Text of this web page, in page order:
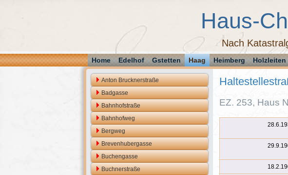
Haus-
Nach
Home Edelhof Gstetten Haag Heimberg Holzleiten
Anton Brucknerstraße
Badgasse
Bahnhofstraße
Bahnhofweg
Bergweg
Brevenhubergasse
Buchengasse
Buchnerstraße
EZ. 253, Haus